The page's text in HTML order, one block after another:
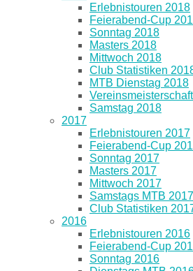
Erlebnistouren 2018
Feierabend-Cup
Sonntag 2018
Masters 2018
Mittwoch 2018
Club Statistiken
MTB Dienstag 2018
Samstag 2018
2017
Erlebnistouren 2017
Feierabend-Cup
Sonntag 2017
Masters 2017
Mittwoch 2017
Samstags MTB 2017
Club Statistiken
2016
Erlebnistouren 2016
Feierabend-Cup
Sonntag 2016